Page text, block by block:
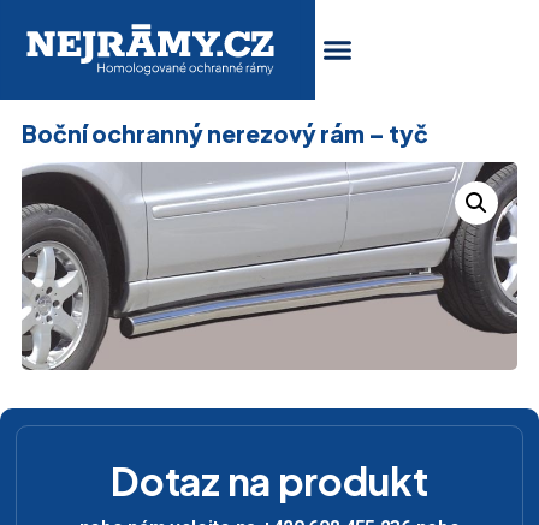
Boční ochranný nerezový rám – tyč
Dotaz na produkt